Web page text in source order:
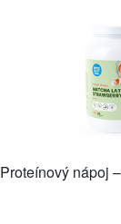
Proteínový nápoj